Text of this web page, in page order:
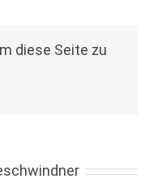
diese Seite zu